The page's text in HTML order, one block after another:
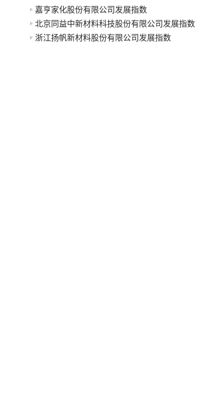
嘉亨家化股份有限公司发展指数
北京同益中新材料科技股份有限公司发展指数
浙江扬帆新材料股份有限公司发展指数